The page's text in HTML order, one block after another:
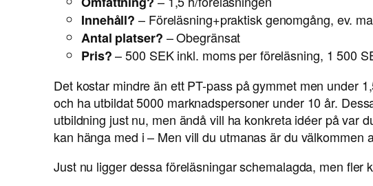
Innehåll? – Föreläsning+praktisk genomgång, ev.
Antal platser? – Obegränsat
Pris?– 500 SEK inkl. moms per föreläsning, 1 500
Det kostar mindre än ett PT-pass på gymmet men under
och ha utbildat 5000 marknadspersoner under 10 år.
utbildning just nu, men ändå vill ha konkreta idéer på var
kan hänga med i – Men vill du utmanas är du
Just nu ligger dessa föreläsningar schemalagda, men fler